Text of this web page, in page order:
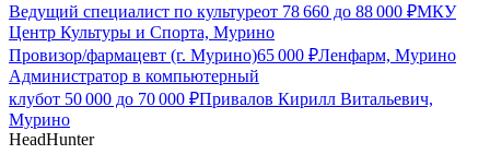
Ведущий специалист по культуреот 78 660 до 88 000 ₽МКУ
Центр Культуры и Спорта, Мурино
Провизор/фармацевт (г. Мурино)65 000 ₽Ленфарм, Мурино
Администратор в компьютерный
клубот 50 000 до 70 000 ₽Привалов Кирилл Витальевич,
Мурино
HeadHunter